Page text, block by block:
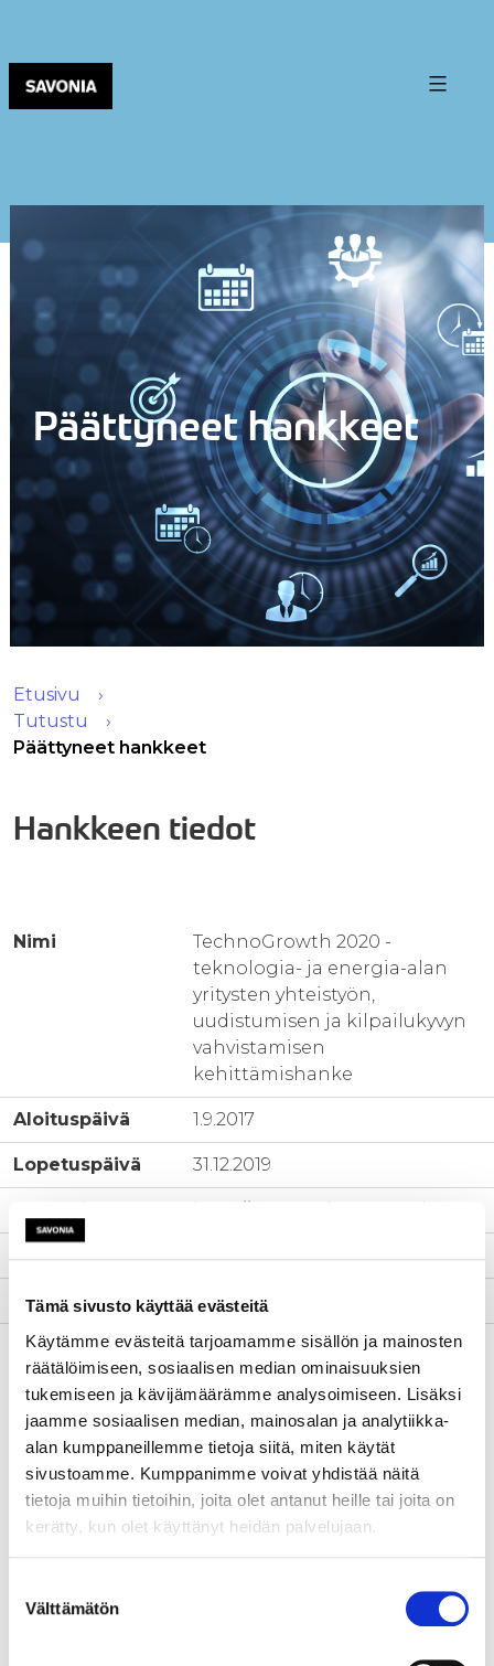
Tämä sivusto käyttää evästeitä
Käytämme evästeitä tarjoamamme sisällön ja mainosten
räätälöimiseen, sosiaalisen median ominaisuuksien
tukemiseen ja kävijämäärämme analysoimiseen. Lisäksi
jaamme sosiaalisen median, mainosalan ja analytiikka-
alan kumppaneillemme tietoja siitä, miten käytät
sivustoamme. Kumppanimme voivat yhdistää näitä
tietoja muihin tietoihin, joita olet antanut heille tai joita on
kerätty, kun olet käyttänyt heidän palvelujaan.
valinta
Välttämätön
Päättyneet hankkeet
Etusivu
Tutustu
Päättyneet hankkeet
Hankkeen tiedot
Nimi
TechnoGrowth 2020 -
teknologia- ja energia-alan
yritysten yhteistyön,
uudistumisen ja kilpailukyvyn
vahvistamisen
kehittämishanke
Aloituspäivä 1.9.2017
Lopetuspäivä 31.12.2019
www-sivut http://www.technogrowth.fi
Tila Päättynyt
Yhteyshenkilö Jari-Pekka Jääskeläinen
Kuvaus
Pk-yritysten kansainvälinen
kilpailu-ja uusiutumiskyky
paranee ja kv-liiketoiminta
kasvaa
Digitalisuuden
mahdollisuuksien
hyödyntäminen ja